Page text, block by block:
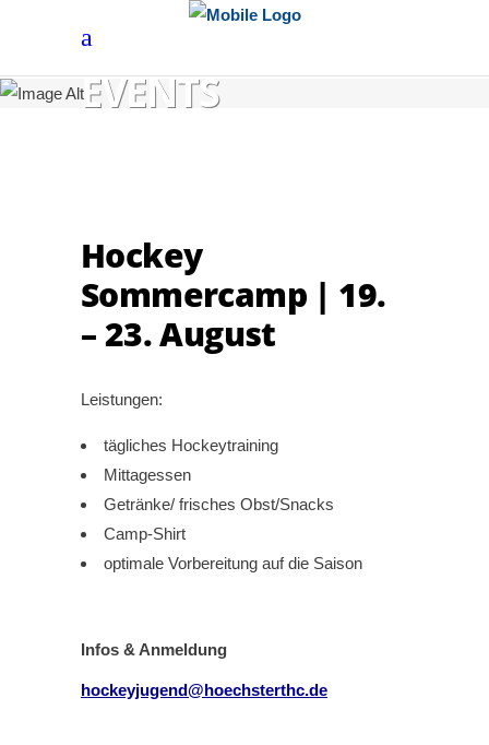
EVENTS
Hockey
Sommercamp | 19.
– 23. August
Leistungen:
tägliches Hockeytraining
Mittagessen
Getränke/ frisches Obst/Snacks
Camp-Shirt
optimale Vorbereitung auf die Saison
Infos & Anmeldung
hockeyjugend@hoechsterthc.de